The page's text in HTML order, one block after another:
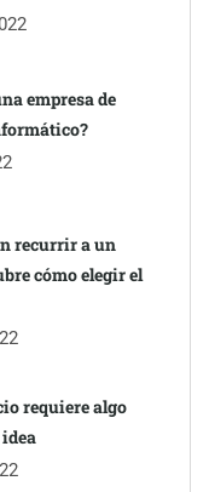
con
empresa de
recurrir a un
cómo elegir el
requiere algo